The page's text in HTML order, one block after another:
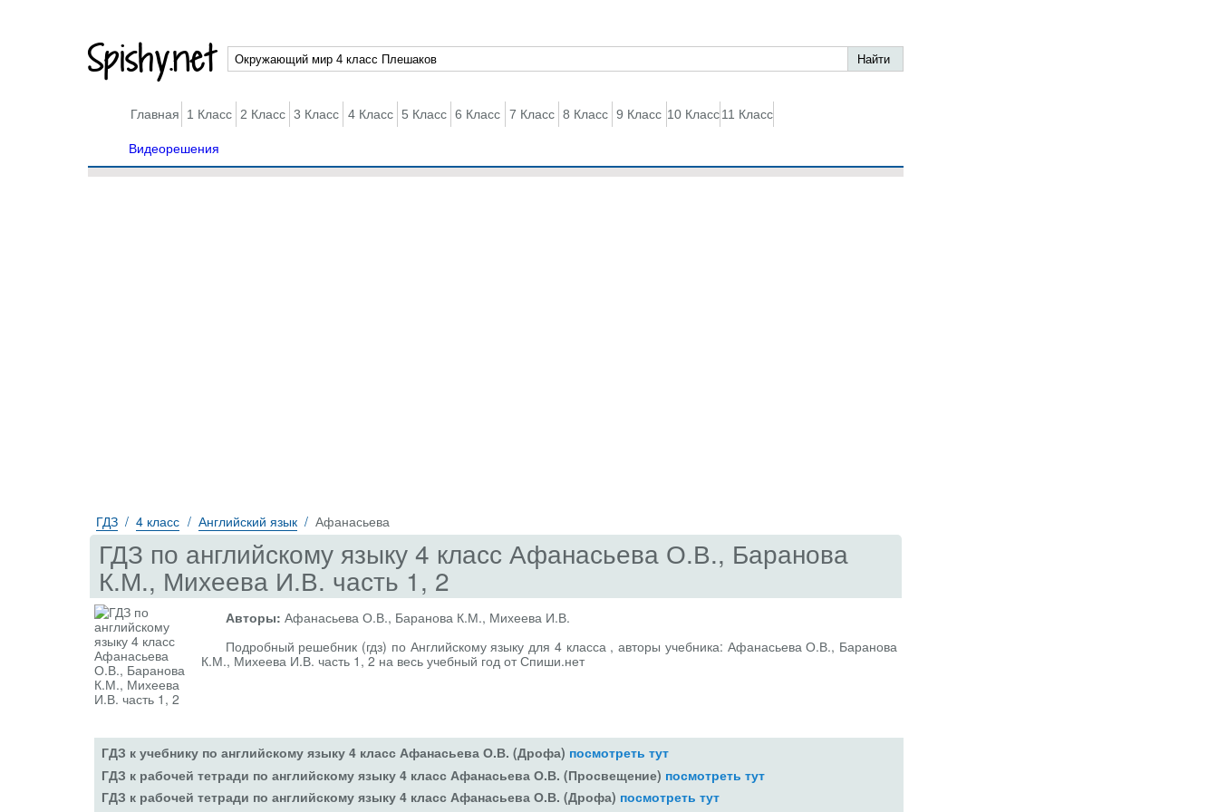
Spishy.net
Главная 1 Класс 2 Класс 3 Класс 4 Класс 5 Класс 6 Класс 7 Класс 8 Класс 9 Класс 10 Класс 11 Класс
Видеорешения
ГДЗ 4 класс Английский язык Афанасьева
ГДЗ по английскому языку 4 класс Афанасьева О.В., Баранова
К.М., Михеева И.В. часть 1, 2
Авторы: Афанасьева О.В., Баранова К.М., Михеева И.В.
Подробный решебник (гдз) по Английскому языку для 4 класса , авторы учебника: Афанасьева О.В., Баранова
К.М., Михеева И.В. часть 1, 2 на весь учебный год от Спиши.нет
ГДЗ к учебнику по английскому языку 4 класс Афанасьева О.В. (Дрофа) посмотреть тут
ГДЗ к рабочей тетради по английскому языку 4 класс Афанасьева О.В. (Просвещение) посмотреть тут
ГДЗ к рабочей тетради по английскому языку 4 класс Афанасьева О.В. (Дрофа) посмотреть тут